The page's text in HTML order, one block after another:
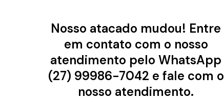
Nosso atacado mudou! Entre
em contato com o nosso
atendimento pelo WhatsApp
(27) 99986-7042 e fale com o
nosso atendimento.